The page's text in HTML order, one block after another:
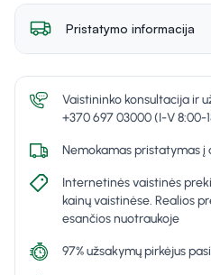
Pristatymo informacija
Vaistininko konsultacija ir
+370 697 03000 (I-V 8:00-
Nemokamas pristatymas į
Internetinės vaistinės
kainų vaistinėse. Realios
esančios nuotraukoje
97% užsakymų pirkėjus